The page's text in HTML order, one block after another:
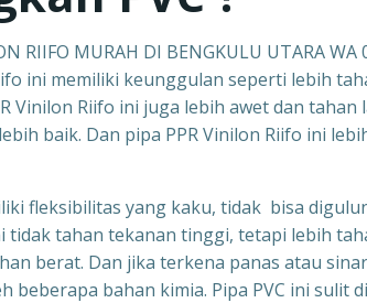
RIIFO MURAH DI BENGKULU UTARA WA
ini memiliki keunggulan seperti lebih
Vinilon Riifo ini juga lebih awet dan
baik. Dan pipa PPR Vinilon Riifo ini
fleksibilitas yang kaku, tidak bisa
tidak tahan tekanan tinggi, tetapi lebih
berat. Dan jika terkena panas atau
beberapa bahan kimia. Pipa PVC ini sulit